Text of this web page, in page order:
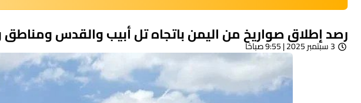
رصد إطلاق صواريخ من اليمن باتجاه تل أبيب والقدس
3 سبتمبر 2025 | 9:55 صباحًا